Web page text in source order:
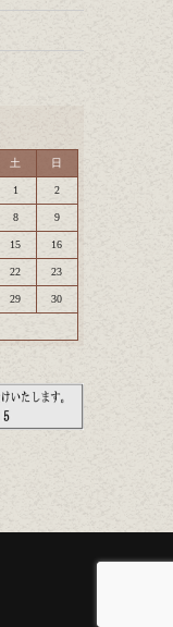
土 日
1 2
8 9
15 16
22 23
29 30